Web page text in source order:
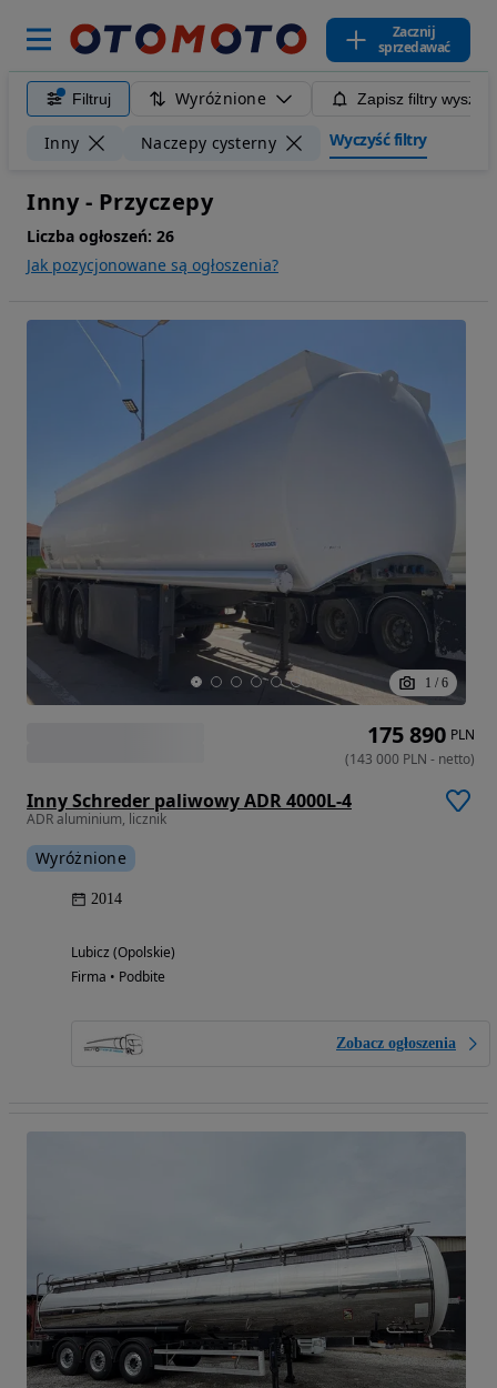
Zacznij
sprzedawać
Filtruj Wyróżnione Zapisz filtry
Inny Naczepy cysterny Wyczyść filtry
Inny - Przyczepy
Liczba ogłoszeń: 26
Jak pozycjonowane są ogłoszenia?
1 / 6
Inny Schreder paliwowy ADR 4000L-4
ADR aluminium, licznik
Wyróżnione
2014
Lubicz (Opolskie)
Firma • Podbite
Zobacz ogłoszenia
175 890 PLN
(143 000 PLN - netto)